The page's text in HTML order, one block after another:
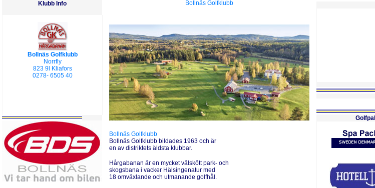
Klubb Info
Bollnäs Golfklubb
Norrfly
823 9l Kliafors
0278- 6505 40
Bollnäs Golfklubb
Bollnäs Golfklubb
Bollnäs Golfklubb bildades 1963 och är
en av distriktets äldsta klubbar.
Hårgabanan är en mycket välskött park- och
skogsbana i vacker Hälsingenatur med
18 omväxlande och utmanande golfhål.